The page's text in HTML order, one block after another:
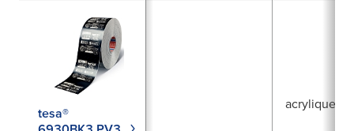
tesa®
acrylique